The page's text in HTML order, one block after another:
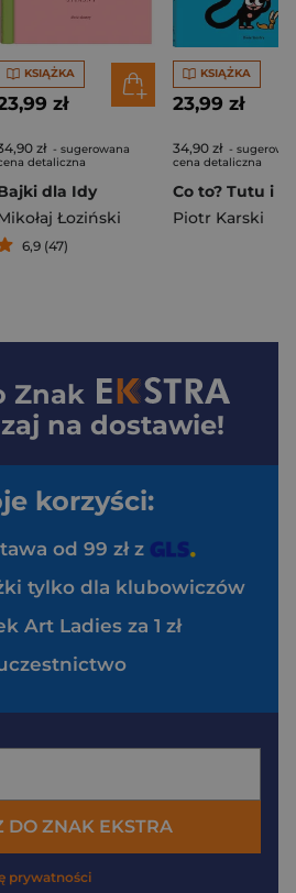
KSIĄŻKA
zł
zł - sugerowana
detaliczna
dla Idy
Łoziński
6,9 (47)
KSIĄŻKA
23,99 zł
34,90 zł -
cena detaliczna
Piotr Karski
Znak
na dostawie!
korzyści:
od 99 zł z
tylko dla klubowiczów
Art Ladies za 1 zł
DO ZNAK EKSTRA
prywatności